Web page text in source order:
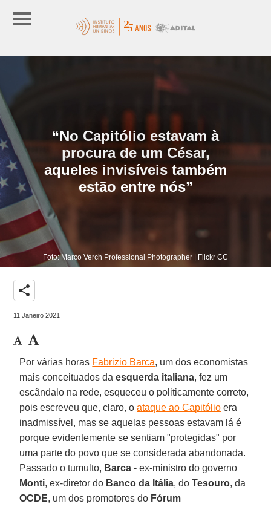
“No Capitólio estavam à
procura de um César,
aqueles invisíveis também
estão entre nós”
Foto: Marco Verch Professional Photographer | Flickr CC
share
11 Janeiro 2021
Por várias horas Fabrizio Barca, um dos economistas
mais conceituados daesquerda italiana, fez um
escândalo na rede, esqueceu o politicamente correto,
pois escreveu que, claro, oataque ao Capitólio era
inadmissível, mas se aquelas pessoas estavam lá é
porque evidentemente se sentiam "protegidas" por
uma parte do povo que se considerada abandonada.
Passado o tumulto, Barca - ex-ministro do governo
Monti, ex-diretor do Banco da Itália, doTesouro, da
OCDE, um dos promotores do Fórum